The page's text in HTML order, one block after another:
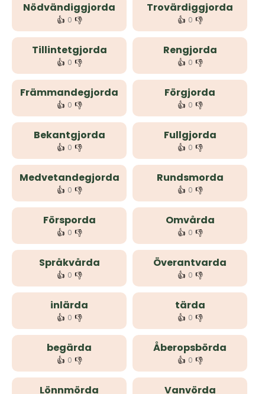
Nödvändiggjorda
👍 0 👎
Trovärdiggjorda
👍 0 👎
Tillintetgjorda
👍 0 👎
Rengjorda
👍 0 👎
Främmandegjorda
👍 0 👎
Förgjorda
👍 0 👎
Bekantgjorda
👍 0 👎
Fullgjorda
👍 0 👎
Medvetandegjorda
👍 0 👎
Rundsmorda
👍 0 👎
Försporda
👍 0 👎
Omvårda
👍 0 👎
Språkvårda
👍 0 👎
Överantvarda
👍 0 👎
inlärda
👍 0 👎
tärda
👍 0 👎
begärda
👍 0 👎
Åberopsbörda
👍 0 👎
Lönnmörda Vanvörda